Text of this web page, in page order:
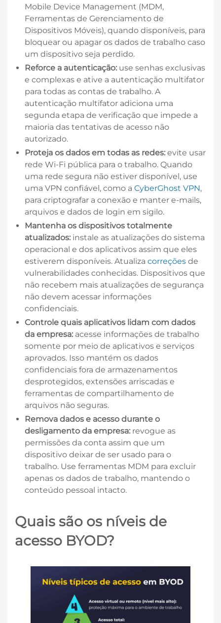
Mobile Device Management (MDM,
Ferramentas de Gerenciamento de
Dispositivos Móveis), quando disponíveis, para
bloquear ou apagar os dados de trabalho caso
um dispositivo seja perdido.
Reforce a autenticação: use senhas exclusivas
e complexas e ative a autenticação multifator
para todas as contas de trabalho. A
autenticação multifator adiciona uma
segunda etapa de verificação que impede a
maioria das tentativas de acesso não
autorizado.
Proteja os dados em todas as redes: evite usar
rede Wi-Fi pública para o trabalho. Quando
uma rede segura não estiver disponível, use
uma VPN confiável, como a CyberGhost VPN,
para criptografar a conexão e manter e-mails,
arquivos e dados de login em sigilo.
Mantenha os dispositivos totalmente
atualizados: instale as atualizações do sistema
operacional e dos aplicativos assim que eles
estiverem disponíveis. Atualiza correções de
vulnerabilidades conhecidas. Dispositivos que
não recebem mais atualizações de segurança
não devem acessar informações
confidenciais.
Controle quais aplicativos lidam com dados
da empresa: acesse informações de trabalho
somente por meio de aplicativos e serviços
aprovados. Isso mantém os dados
confidenciais fora de armazenamentos
desprotegidos, extensões arriscadas e
ferramentas de compartilhamento de
arquivos não seguras.
Remova dados e acesso durante o
desligamento da empresa: revogue as
permissões da conta assim que um
dispositivo deixar de ser usado para o
trabalho. Use ferramentas MDM para excluir
apenas os dados de trabalho, mantendo o
conteúdo pessoal intacto.
Quais são os níveis de
acesso BYOD?